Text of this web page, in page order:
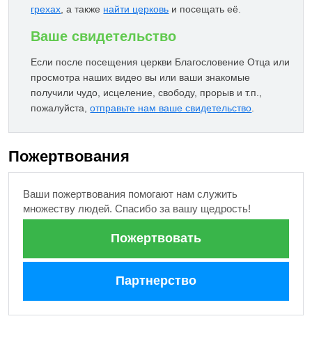
грехах , а также найти церковь и посещать её.
Ваше свидетельство
Если после посещения церкви Благословение Отца или
просмотра наших видео вы или ваши знакомые
получили чудо, исцеление, свободу, прорыв и т.п.,
пожалуйста,отправьте нам ваше свидетельство
Пожертвования
Ваши пожертвования помогают нам служить
множеству людей. Спасибо за вашу щедрость!
Пожертвовать
Партнерство